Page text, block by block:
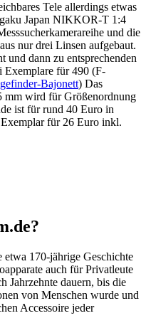
Tele allerdings etwas
Japan NIKKOR-T 1:4
und die
nur drei Linsen aufgebaut.
und dann zu entsprechenden
Exemplare für 490 (F-
Bajonett) Das
wird für Größenordnung
ist für rund 40 Euro in
für 26 Euro inkl.
170-jährige Geschichte
auch für Privatleute
Jahrzehnte dauern, bis die
von Menschen wurde und
Accessoire jeder